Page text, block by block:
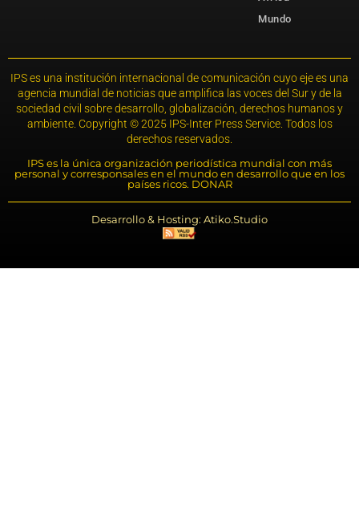
Mundo
IPS es una institución internacional de comunicación cuyo eje es una
agencia mundial de noticias que amplifica las voces del Sur y de la
sociedad civil sobre desarrollo, globalización, derechos humanos y
ambiente. Copyright © 2025 IPS-Inter Press Service. Todos los
derechos reservados.
IPS es la única organización periodística mundial con más
personal y corresponsales en el mundo en desarrollo que en los
países ricos. DONAR
Desarrollo & Hosting: Atiko.Studio